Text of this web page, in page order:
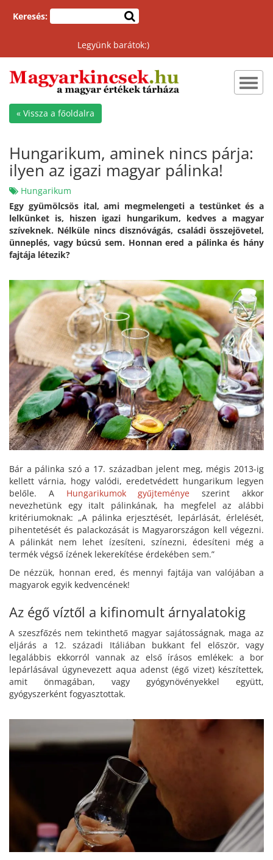
Keresés:
Legyünk barátok:)
« Vissza a főoldalra
Hungarikum, aminek nincs párja:
ilyen az igazi magyar pálinka!
Hungarikum
Egy gyümölcsös ital, ami megmelengeti a testünket és a
lelkünket is, hiszen igazi hungarikum, kedves a magyar
szíveknek. Nélküle nincs disznóvágás, családi összejövetel,
ünneplés, vagy búcsú sem. Honnan ered a pálinka és hány
fajtája létezik?
Bár a pálinka szó a 17. században jelent meg, mégis 2013-ig
kellett várnia, hogy valódi, eredetvédett hungarikum legyen
belőle. A Hungarikumok gyűjteménye szerint akkor
nevezhetünk egy italt pálinkának, ha megfelel az alábbi
kritériumoknak: „A pálinka erjesztését, lepárlását, érlelését,
pihentetését és palackozását is Magyarországon kell végezni.
A pálinkát nem lehet ízesíteni, színezni, édesíteni még a
termék végső ízének lekerekítése érdekében sem.”
De nézzük, honnan ered, és mennyi fajtája van valójában a
magyarok egyik kedvencének!
Az égő víztől a kifinomult árnyalatokig
A szeszfőzés nem tekinthető magyar sajátosságnak, maga az
eljárás a 12. századi Itáliában bukkant fel először, vagy
legalábbis ekkorról vannak az első írásos emlékek: a bor
lepárlásával úgynevezett aqua adenst (égő vizet) készítettek,
amit önmagában, vagy gyógynövényekkel együtt,
gyógyszerként fogyasztottak.